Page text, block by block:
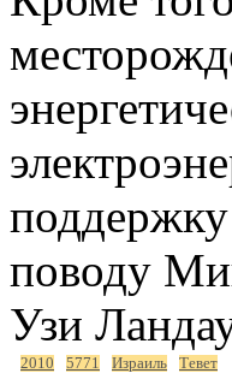
поводу
Узи
2010 5771 Израиль Тевет